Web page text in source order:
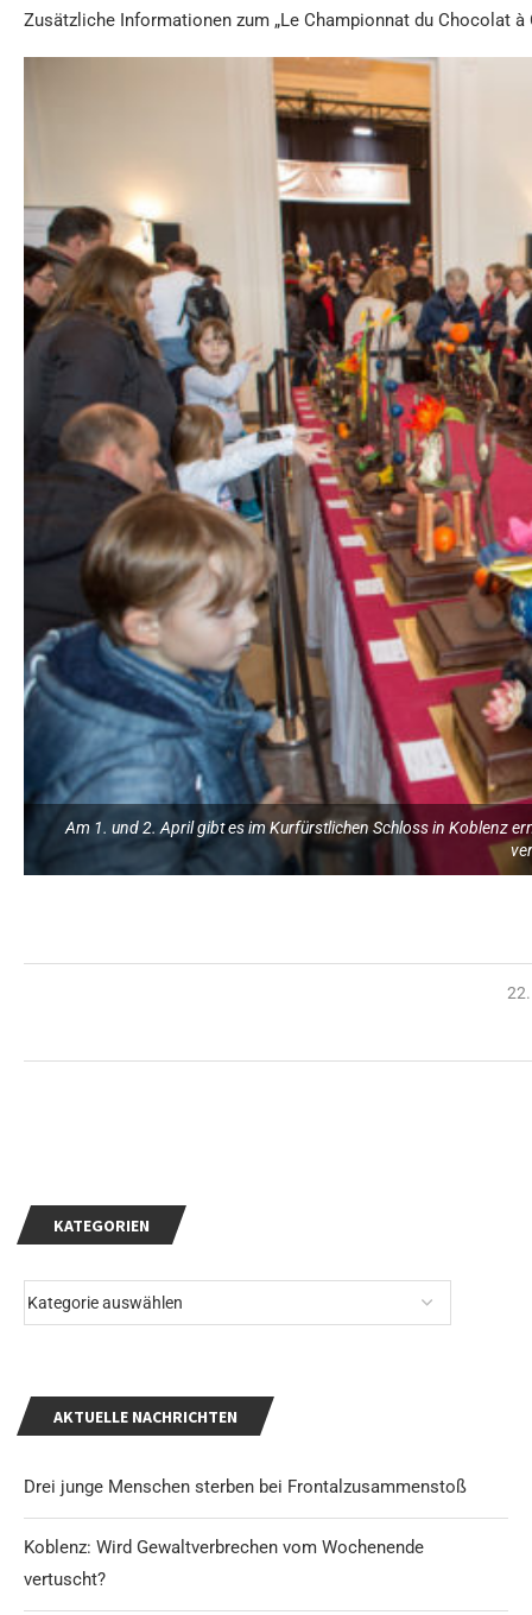
Zusätzliche Informationen zum „Le Championnat du Chocolat
Am 1. und 2. April gibt es im Kurfürstlichen Schloss in Koblenz
KATEGORIEN
AKTUELLE NACHRICHTEN
Drei junge Menschen sterben bei Frontalzusammenstoß
Koblenz: Wird Gewaltverbrechen vom Wochenende
vertuscht?